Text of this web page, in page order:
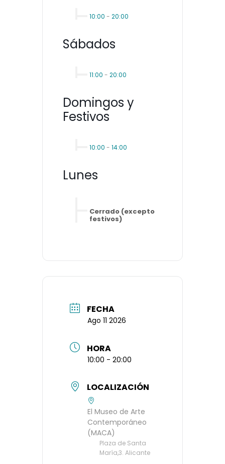
10:00 - 20:00
Sábados
11:00 - 20:00
Domingos y
Festivos
10:00 - 14:00
Lunes
Cerrado (excepto
festivos)
FECHA
Ago 11 2026
HORA
10:00 - 20:00
LOCALIZACIÓN
El Museo de Arte
Contemporáneo
(MACA)
Plaza de Santa
María,3. Alicante